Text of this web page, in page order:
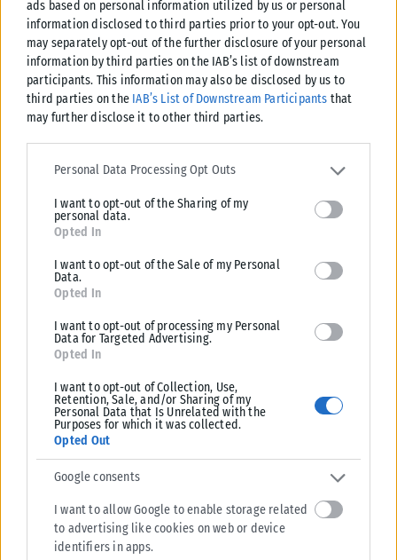
ads based on personal information utilized by us or personal
information disclosed to third parties prior to your opt-out. You
may separately opt-out of the further disclosure of your personal
information by third parties on the IAB’s list of downstream
participants. This information may also be disclosed by us to
third parties on the IAB’s List of Downstream Participants that
may further disclose it to other third parties.
Please note that this website/app uses one or more Google
services and may gather and store information including but not
deny consent to Google and its third-party tags to use your data
for below specified purposes in below Google consent section.
Personal Data Processing Opt Outs
I want to opt-out of the Sharing of my
personal data.
Opted In
I want to opt-out of the Sale of my Personal
Data.
Opted In
I want to opt-out of processing my Personal
Data for Targeted Advertising.
Opted In
I want to opt-out of Collection, Use,
Retention, Sale, and/or Sharing of my
Personal Data that Is Unrelated with the
Purposes for which it was collected.
Opted Out
Google consents
I want to allow Google to enable storage related
to advertising like cookies on web or device
identifiers in apps.
ΠΟΛΙΤΙΚΉ
Στις 2 Σεπτεμβρίου η «πρεμιέρα» του οικονομικού
προγράμματος της ΕΛ.Α.Σ. στη Θεσσαλονίκη – Παρών ο
Τσίπρας
Το οικονομικό πρόγραμμα της ΕΛ.Α.Σ. θα παρουσιάσει ο πρόεδρος του
κόμματος, Αλέξης Τσίπρας, στις 2 Σεπτεμβρίου, σε εκδήλωση στη
Θεσσαλονίκη....